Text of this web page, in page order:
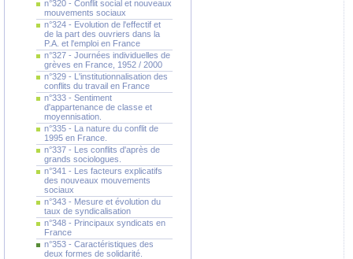
n°320 - Conflit social et nouveaux
mouvements sociaux
n°324 - Evolution de l'effectif et
de la part des ouvriers dans la
P.A. et l'emploi en France
n°327 - Journées individuelles de
grèves en France, 1952 / 2000
n°329 - L'institutionnalisation des
conflits du travail en France
n°333 - Sentiment
d'appartenance de classe et
moyennisation.
n°335 - La nature du conflit de
1995 en France.
n°337 - Les conflits d'après de
grands sociologues.
n°341 - Les facteurs explicatifs
des nouveaux mouvements
sociaux
n°343 - Mesure et évolution du
taux de syndicalisation
n°348 - Principaux syndicats en
France
n°353 - Caractéristiques des
deux formes de solidarité.